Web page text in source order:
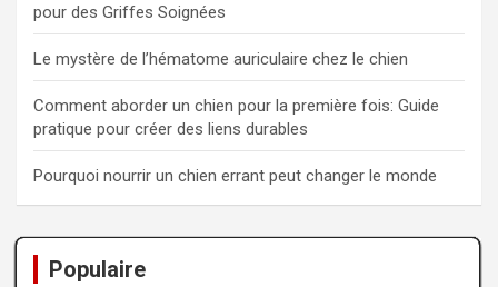
pour des Griffes Soignées
Le mystère de l’hématome auriculaire chez le chien
Comment aborder un chien pour la première fois: Guide
pratique pour créer des liens durables
Pourquoi nourrir un chien errant peut changer le monde
Populaire